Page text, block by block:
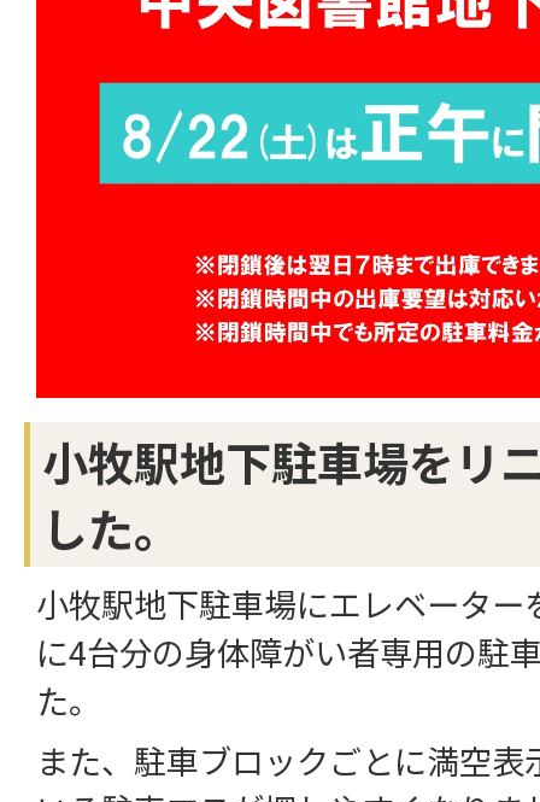
小牧駅地下駐車場をリ
した。
小牧駅地下駐車場にエレベータ
に4台分の身体障がい者専用の駐
た。
また、駐車ブロックごとに満空